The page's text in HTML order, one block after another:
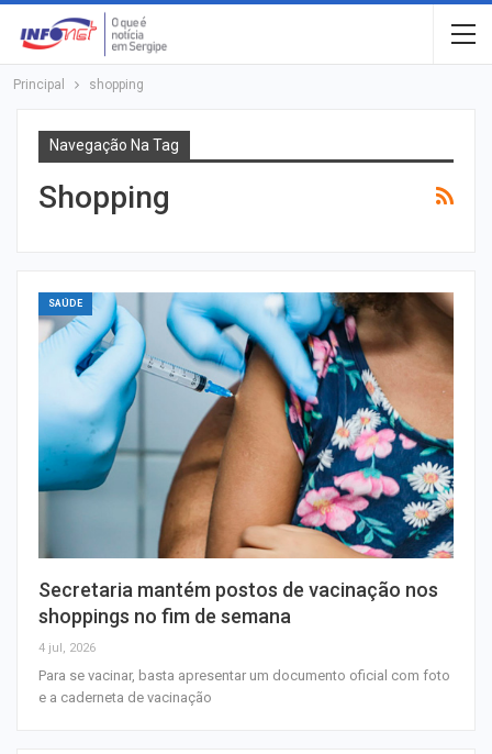
Principal shopping
Navegação Na Tag
Shopping
SAÚDE
Secretaria mantém postos de vacinação nos
shoppings no fim de semana
4 jul, 2026
Para se vacinar, basta apresentar um documento oficial com foto
e a caderneta de vacinação